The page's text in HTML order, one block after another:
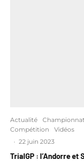
Actualité
Compétition
Vidéos
· 22 juin 2023
TrialGP : l’Andorre et